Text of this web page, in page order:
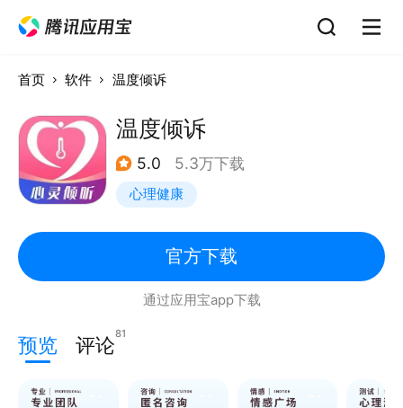
首页 软件 温度倾诉
温度倾诉
5.0 5.3万下载
心理健康
官方下载
通过应用宝app下载
预览 评论81